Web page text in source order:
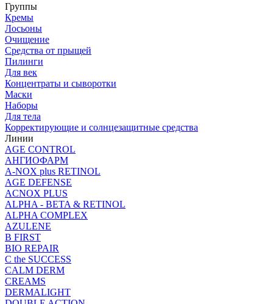
Группы
Кремы
Лосьоны
Очищение
Средства от прыщей
Пилинги
Для век
Концентраты и сыворотки
Маски
Наборы
Для тела
Корректирующие и солнцезащитные средства
Линии
AGE CONTROL
АНГИОФАРМ
A-NOX plus RETINOL
AGE DEFENSE
ACNOX PLUS
ALPHA - BETA & RETINOL
ALPHA COMPLEX
AZULENE
B FIRST
BIO REPAIR
C the SUCCESS
CALM DERM
CREAMS
DERMALIGHT